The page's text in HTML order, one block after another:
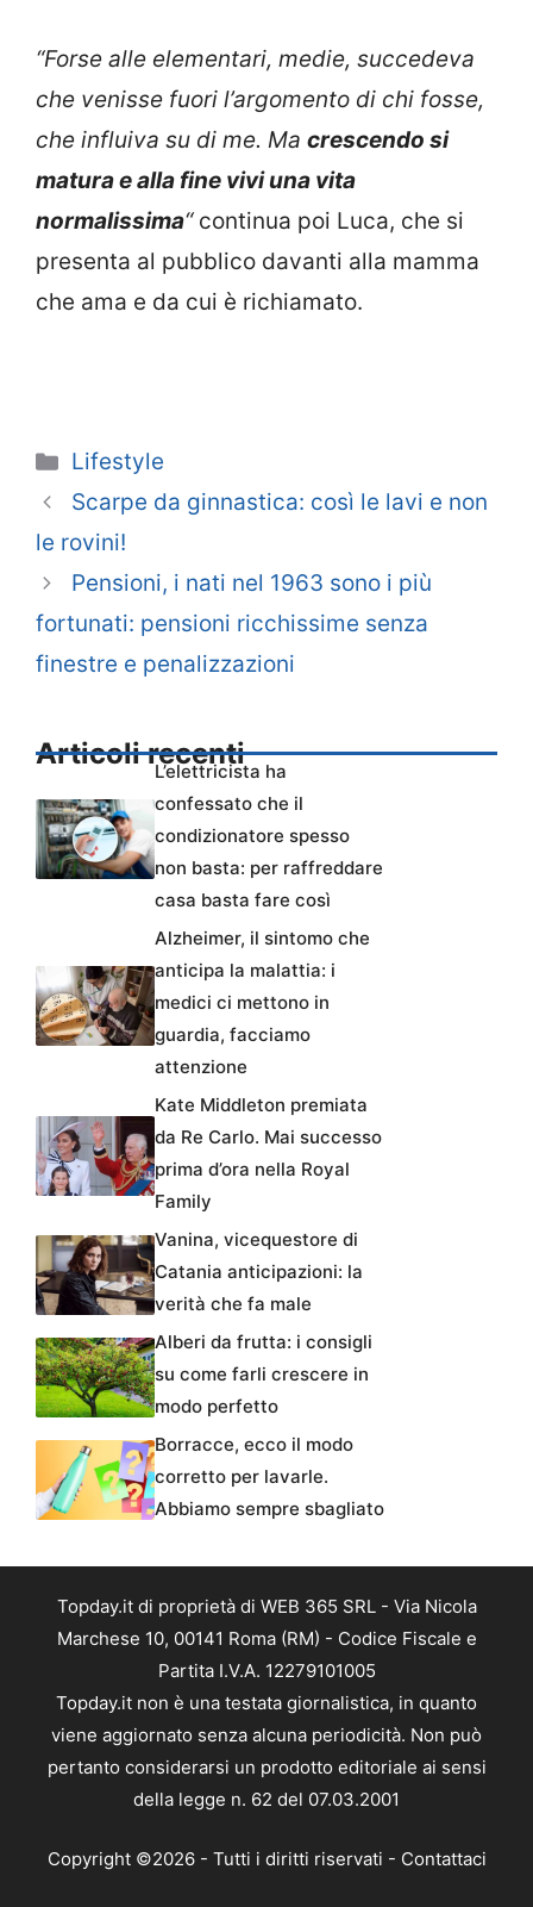
“Forse alle elementari, medie, succedeva
che venisse fuori l’argomento di chi fosse,
che influiva su di me. Ma crescendo si
matura e alla fine vivi una vita
normalissima“continua poi Luca, che si
presenta al pubblico davanti alla mamma
che ama e da cui è richiamato.
Categorie
Lifestyle
Scarpe da ginnastica: così le lavi e non
le rovini!
Pensioni, i nati nel 1963 sono i più
fortunati: pensioni ricchissime senza
finestre e penalizzazioni
Articoli recenti
L’elettricista ha
confessato che il
condizionatore spesso
non basta: per raffreddare
casa basta fare così
Alzheimer, il sintomo che
anticipa la malattia: i
medici ci mettono in
guardia, facciamo
attenzione
Kate Middleton premiata
da Re Carlo. Mai successo
prima d’ora nella Royal
Family
Vanina, vicequestore di
Catania anticipazioni: la
verità che fa male
Alberi da frutta: i consigli
su come farli crescere in
modo perfetto
Borracce, ecco il modo
corretto per lavarle.
Abbiamo sempre sbagliato
Topday.it di proprietà di WEB 365 SRL - Via Nicola
Marchese 10, 00141 Roma (RM) - Codice Fiscale e
Partita I.V.A. 12279101005
Topday.it non è una testata giornalistica, in quanto
viene aggiornato senza alcuna periodicità. Non può
pertanto considerarsi un prodotto editoriale ai sensi
della legge n. 62 del 07.03.2001
Copyright ©2026 - Tutti i diritti riservati - Contattaci